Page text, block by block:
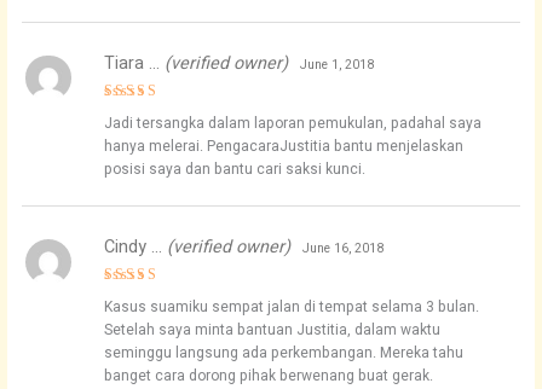
Rated
out of 5
Tiara … (verified owner) June 1, 2018
Jadi tersangka dalam laporan pemukulan, padahal saya
hanya melerai. PengacaraJustitia bantu menjelaskan
posisi saya dan bantu cari saksi kunci.
out of 5
Cindy … (verified owner) June 16, 2018
Kasus suamiku sempat jalan di tempat selama 3 bulan.
Setelah saya minta bantuan Justitia, dalam waktu
seminggu langsung ada perkembangan. Mereka tahu
banget cara dorong pihak berwenang buat gerak.